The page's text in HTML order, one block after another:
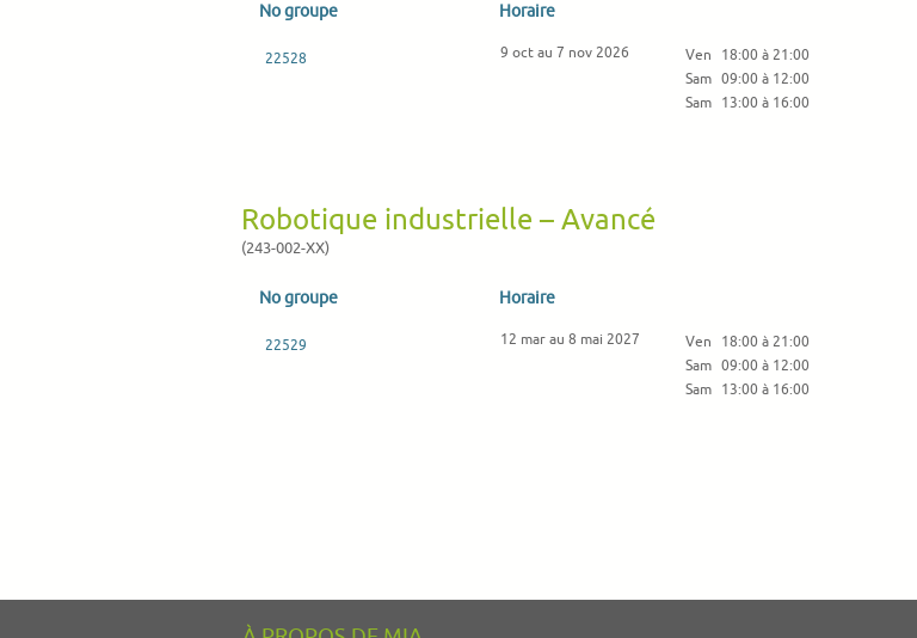
No groupe Horaire
22528 9 oct au 7 nov 2026 Ven
18:00 à 21:00
Sam 09:00 à 12:00
Sam 13:00 à 16:00
Robotique industrielle – Avancé
(243-002-XX)
No groupe Horaire
22529 12 mar au 8 mai 2027 Ven
18:00 à 21:00
Sam 09:00 à 12:00
Sam 13:00 à 16:00